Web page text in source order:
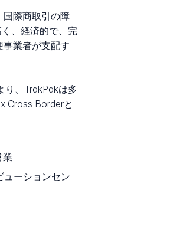
国際商取引の障
、経済的で、完
業者が支配す
り、TrakPakは多
Cross Borderと
業
ーションセン